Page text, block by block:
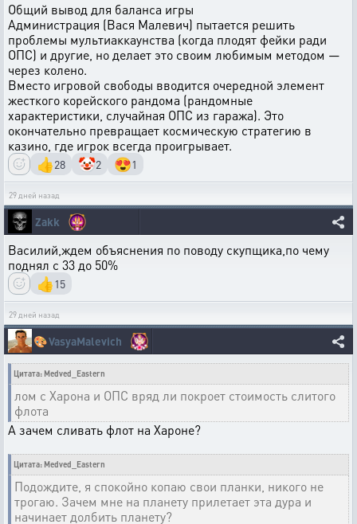
Общий вывод для баланса игры
Администрация (Вася Малевич) пытается решить
проблемы мультиаккаунства (когда плодят фейки ради
ОПС) и другие, но делает это своим любимым методом —
через колено.
Вместо игровой свободы вводится очередной элемент
жесткого корейского рандома (рандомные
характеристики, случайная ОПС из гаража). Это
окончательно превращает космическую стратегию в
казино, где игрок всегда проигрывает.
👍28 🤡2 😍1
29 дней назад
Zakk
Василий,ждем объяснения по поводу скупщика,по чему
поднял с 33 до 50%
👍15
29 дней назад
🎨VasyaMalevich
Цитата: Medved_Eastern
лом с Харона и ОПС вряд ли покроет стоимость слитого
флота
А зачем сливать флот на Хароне?
Цитата: Medved_Eastern
Подождите, я спокойно копаю свои планки, никого не
трогаю. Зачем мне на планету прилетает эта дура и
начинает долбить планету?